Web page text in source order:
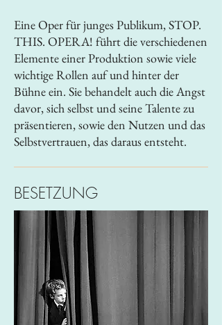
Eine Oper für junges Publikum, STOP.
THIS. OPERA! führt die verschiedenen
Elemente einer Produktion sowie viele
wichtige Rollen auf und hinter der
Bühne ein. Sie behandelt auch die Angst
davor, sich selbst und seine Talente zu
präsentieren, sowie den Nutzen und das
Selbstvertrauen, das daraus entsteht.
BESETZUNG